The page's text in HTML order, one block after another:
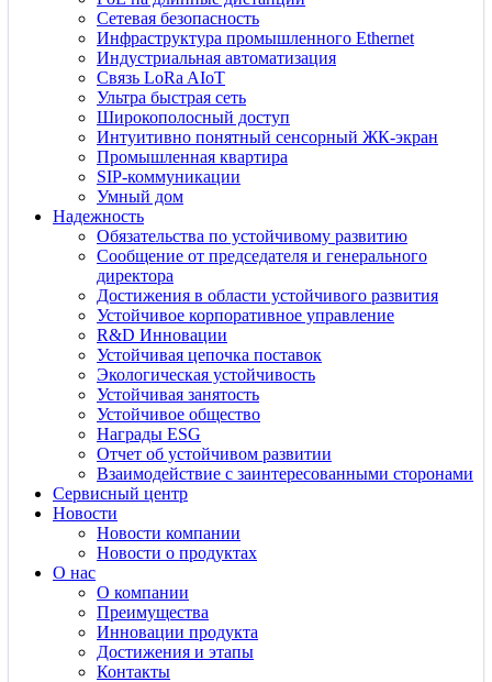
Сетевая безопасность
Инфраструктура промышленного Ethernet
Индустриальная автоматизация
Связь LoRa AIoT
Ультра быстрая сеть
Широкополосный доступ
Интуитивно понятный сенсорный ЖК-экран
Промышленная квартира
SIP-коммуникации
Умный дом
Надежность
Обязательства по устойчивому развитию
Сообщение от председателя и генерального
директора
Достижения в области устойчивого развития
Устойчивое корпоративное управление
R&D Инновации
Устойчивая цепочка поставок
Экологическая устойчивость
Устойчивая занятость
Устойчивое общество
Награды ESG
Отчет об устойчивом развитии
Взаимодействие с заинтересованными сторонами
Сервисный центр
Новости
Новости компании
Новости о продуктах
О нас
О компании
Преимущества
Инновации продукта
Достижения и этапы
Контакты